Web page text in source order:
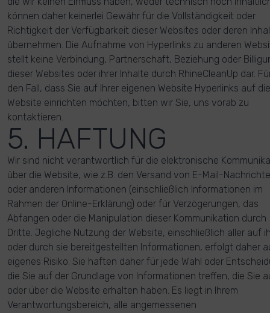
können daher keinerlei Gewähr für die Vollständigkeit oder
Richtigkeit der Verfügbarkeit dieser Websites oder deren
übernehmen. Die Aufnahme von Hyperlinks zu anderen
stellt keine Verbindung, Partnerschaft, Beziehung oder
dieser Websites oder ihrer Inhalte durch RhineCleanUp dar.
den Fall, dass Sie auf Ihrer eigenen Website Hyperlinks auf die
Website einrichten möchten, bitten wir Sie, uns vorab zu
kontaktieren.
5. HAFTUNG
Wir sind nicht verantwortlich für die elektronische
über die Website, wie z.B. den Versand von E-Mail-
oder anderen Informationen (einschließlich Informationen im
Rahmen der Online-Erklärung) oder für Verzögerungen, das
Abfangen oder die Manipulation dieser Kommunikation durch
Dritte. Jegliche Nutzung der Website, einschließlich aller auf
oder durch sie bereitgestellten Informationen, erfolgt daher
eigenes Risiko. Sie haften daher für jede Wahl oder
die Sie auf der Grundlage von Informationen treffen, die Sie
oder über die Website erhalten haben. Es liegt in Ihrem
Verantwortungsbereich, alle angemessenen